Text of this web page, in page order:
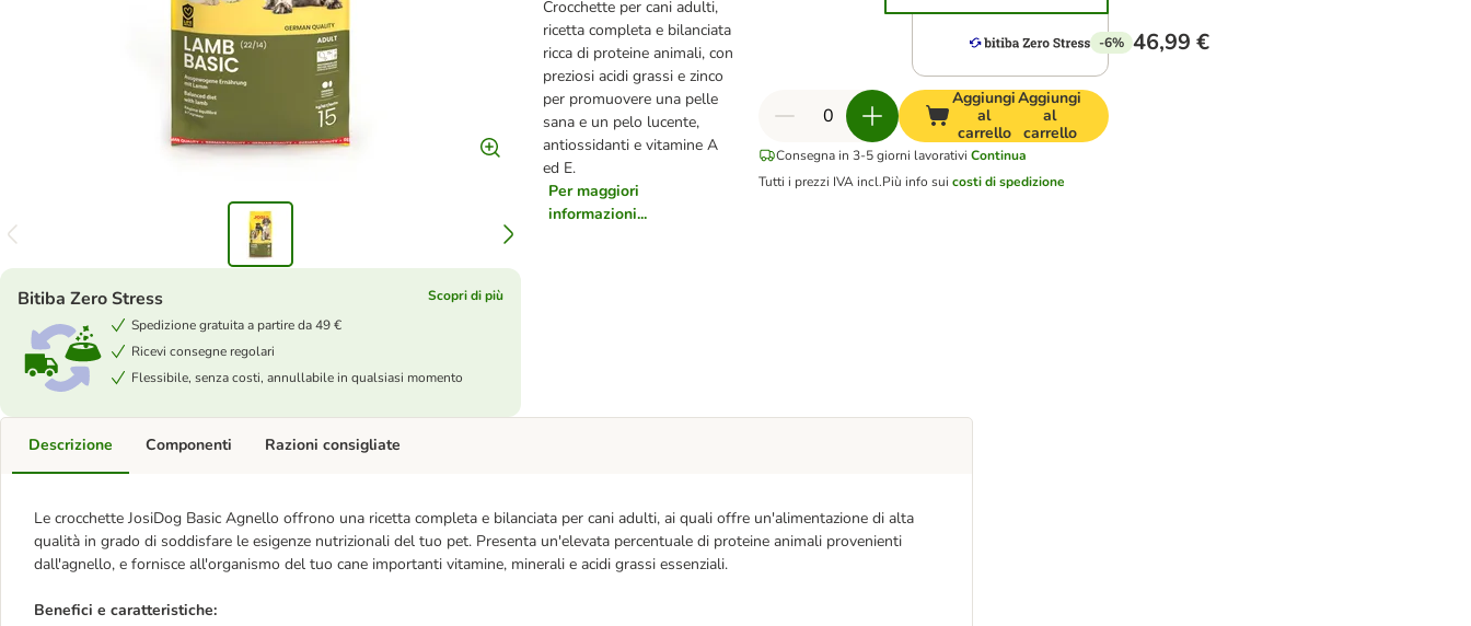
Crocchette per cani adulti,
ricetta completa e bilanciata
ricca di proteine animali, con
preziosi acidi grassi e zinco
per promuovere una pelle
sana e un pelo lucente,
antiossidanti e vitamine A
ed E.
Per maggiori
informazioni...
Bitiba Zero Stress
Scopri di più
Spedizione gratuita a partire da 49 €
Ricevi consegne regolari
Flessibile, senza costi, annullabile in qualsiasi momento
-6% 46,99 €
Aggiungi
al
carrello
Aggiungi
al
carrello
Consegna in 3-5 giorni lavorativi Continua
Tutti i prezzi IVA incl.Più info suicosti di spedizione
Descrizione
Le crocchette JosiDog Basic Agnello offrono una ricetta completa e bilanciata per cani adulti, ai quali offre un'alimentazione di alta
qualità in grado di soddisfare le esigenze nutrizionali del tuo pet. Presenta un'elevata percentuale di proteine animali provenienti
dall'agnello, e fornisce all'organismo del tuo cane importanti vitamine, minerali e acidi grassi essenziali.
Benefici e caratteristiche:
Componenti Razioni consigliate